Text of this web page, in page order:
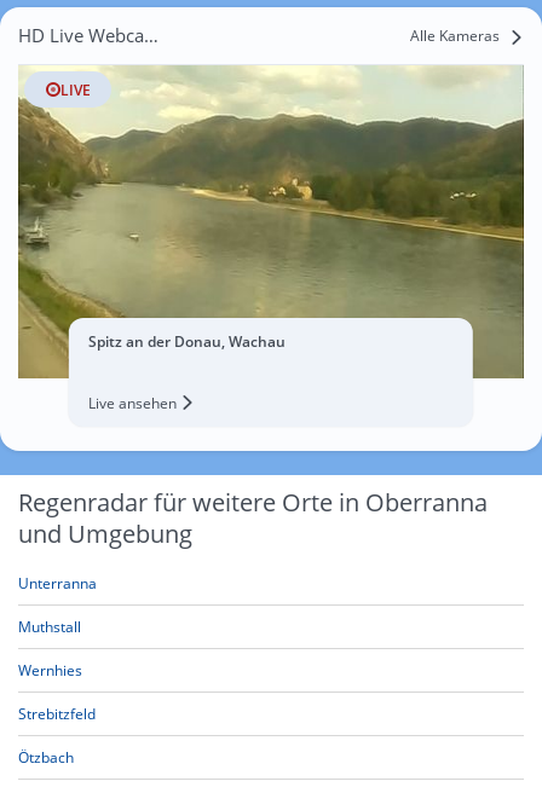
HD Live Webcams Oberranna Alle Kameras
LIVE
Spitz an der Donau, Wachau
Live ansehen
Regenradar für weitere Orte in Oberranna
und Umgebung
Unterranna
Muthstall
Wernhies
Strebitzfeld
Ötzbach